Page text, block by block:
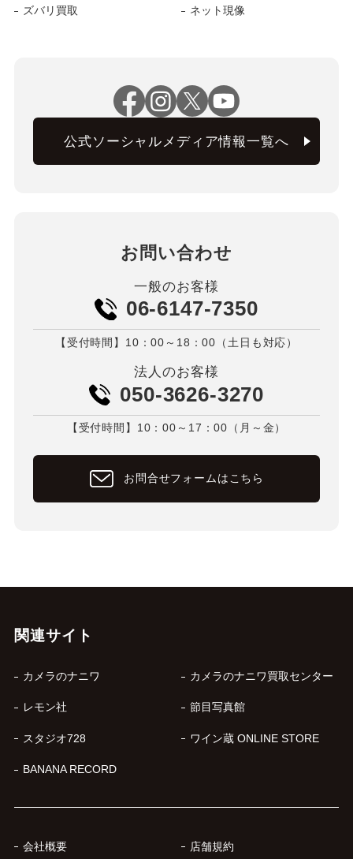
ズバリ買取 ネット現像
公式ソーシャルメディア情報一覧へ
お問い合わせ
一般のお客様
06-6147-7350
【受付時間】10：00～18：00（土日も対応）
法人のお客様
050-3626-3270
【受付時間】10：00～17：00（月～金）
お問合せフォームはこちら
関連サイト
カメラのナニワ カメラのナニワ買取センター
レモン社 節目写真館
スタジオ728 ワイン蔵 ONLINE STORE
BANANA RECORD
会社概要 店舗規約